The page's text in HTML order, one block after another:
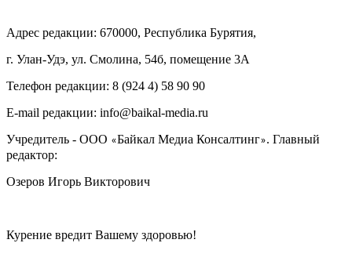
Адрес редакции: 670000, Республика Бурятия,
г. Улан-Удэ, ул. Смолина, 54б, помещение 3А
Телефон редакции: ‎‎8 (924 4) 58 90 90
E-mail редакции: info@baikal-media.ru
Учредитель - ООО «Байкал Медиа Консалтинг». Главный
редактор:
Озеров Игорь Викторович
Курение вредит Вашему здоровью!